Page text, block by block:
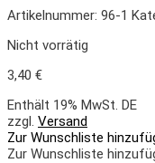
Artikelnummer: 96-1
Nicht vorrätig
3,40 €
Enthält 19% MwSt. DE
zzgl. Versand
Zur Wunschliste
Zur Wunschliste